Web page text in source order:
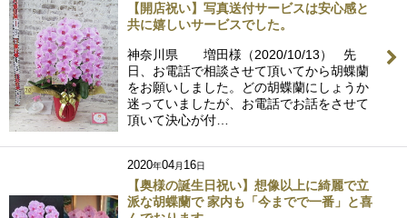
【開店祝い】写真送付サービスは安心感と
共に嬉しいサービスでした。
神奈川県 増田様（2020/10/13） 先
日、お電話で相談させて頂いてから胡蝶蘭
をお願いしました。どの胡蝶蘭にしょうか
迷っていましたが、お電話でお話をさせて
頂いて決心が付…
2020年04月 16日
【奥様の誕生日祝い】想像以上に綺麗で立
派な胡蝶蘭で 家内も「今までで一番」と喜